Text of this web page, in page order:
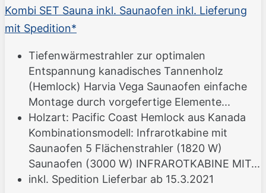
Kombi SET Sauna inkl. Saunaofen inkl. Lieferung
mit Spedition*
Tiefenwärmestrahler zur optimalen
Entspannung kanadisches Tannenholz
(Hemlock) Harvia Vega Saunaofen einfache
Montage durch vorgefertige Elemente...
Holzart: Pacific Coast Hemlock aus Kanada
Kombinationsmodell: Infrarotkabine mit
Saunaofen 5 Flächenstrahler (1820 W)
Saunaofen (3000 W) INFRAROTKABINE MIT...
inkl. Spedition Lieferbar ab 15.3.2021